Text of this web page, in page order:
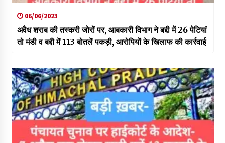
06/06/2023
अवैध शराब की तस्करी जोरों पर, आबकारी विभाग ने बद्दी में 26 पेटियां
तो मंडी व बद्दी में 113 बोतलें पकड़ी, आरोपियों के खिलाफ की कार्रवाई